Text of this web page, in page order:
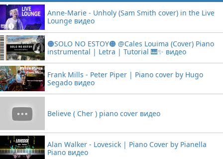
Anne-Marie - Unholy (Sam Smith cover) in the Live
Lounge видео
🟠SOLO NO ESTOY🟠 @Cales Louima (Cover) Piano
instrumental | Letra | Tutorial 🎹✨ видео
Frank Mills - Peter Piper | Piano cover by Hugo
Segado видео
Believe ( Cher ) piano cover видео
Alan Walker - Lovesick | Piano Cover by Pianella
Piano видео